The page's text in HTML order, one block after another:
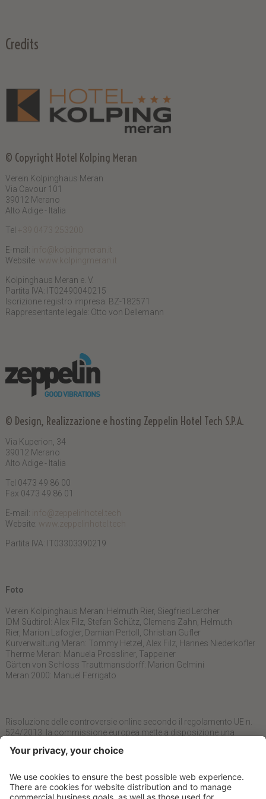
Credits
© Copyright Hotel Kolping Meran
Verein Kolpinghaus Meran
Via Cavour 101
39012 Merano
Alto Adige - Italia
Tel +39 0473 253200
E-mail: info@kolpingmeran.it
Website: www.kolpingmeran.it
Kolpinghaus Meran e. V.
Partita IVA: IT02490040215
Iscrizione registro impresa: BZ-182571
Rappresentante legale: Otto von Dellemann
© Design, Realizzazione e hosting Zeppelin Hotel Tech S.P.A.
Via Kuperion, 34
39012 Merano
Alto Adige - Italia
Tel 0473 49 86 00
Fax 0473 49 86 01
E-mail: info@zeppelinhotel.tech
Website: www.zeppelinhotel.tech
Partita IVA: IT03303390219
Foto
Verein Kolpinghaus Meran: Helmuth Rier, Siegfried Lercher
IDM Südtirol: Alex Filz, Stefan Schütz, Clemens Zahn, Helmuth
Rier, Marion Lafogler, Damian Pertoll, Christian Gufler
Kurverwaltung Meran: Tommy Hetzel, Alex Filz, Hannes Niederkofler
Therme Meran: Manuela Prossliner, Tappeiner
Gärten von Schloss Trauttmansdorff: Marion Gelmini
Meran 2000: Manuel Ferrigato
Risoluzione delle controversie online secondo il regolamento UE n.
524/2013: la commissione europea mette a disposizione una
seguente link:https://ec.europa.eu/consumers/odr/
concernenti obbligazioni contrattuali derivanti da contratti di vendita
o di servizi online.
Indirizzo e-mail del gestore del sito:info@kolpingmeran.it